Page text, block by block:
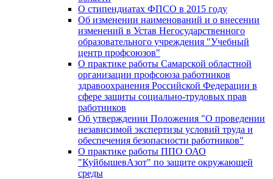
О стипендиатах ФПСО в 2015 году
Об изменении наименований и о внесении
изменений в Устав Негосударственного
образовательного учреждения "Учебный
центр профсоюзов"
О практике работы Самарской областной
организации профсоюза работников
здравоохранения Российской Федерации в
сфере защиты социально-трудовых прав
работников
Об утверждении Положения "О проведении
независимой экспертизы условий труда и
обеспечения безопасности работников"
О практике работы ППО ОАО
"КуйбышевАзот" по защите окружающей
среды